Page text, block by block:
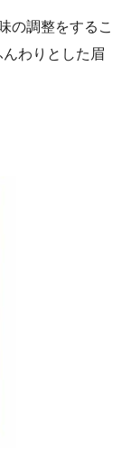
の調整をするこ
わりとした眉